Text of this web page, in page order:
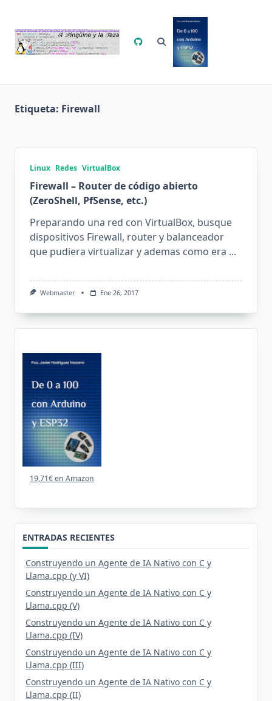
contenido
Etiqueta: Firewall
Linux Redes VirtualBox
Firewall – Router de código abierto
(ZeroShell, PfSense, etc.)
Preparando una red con VirtualBox, busque
dispositivos Firewall, router y balanceador
que pudiera virtualizar y ademas como era ...
Webmaster Ene 26, 2017
19,71€ en Amazon
ENTRADAS RECIENTES
Construyendo un Agente de IA Nativo con C y
Llama.cpp (y VI)
Construyendo un Agente de IA Nativo con C y
Llama.cpp (V)
Construyendo un Agente de IA Nativo con C y
Llama.cpp (IV)
Construyendo un Agente de IA Nativo con C y
Llama.cpp (III)
Construyendo un Agente de IA Nativo con C y
Llama.cpp (II)